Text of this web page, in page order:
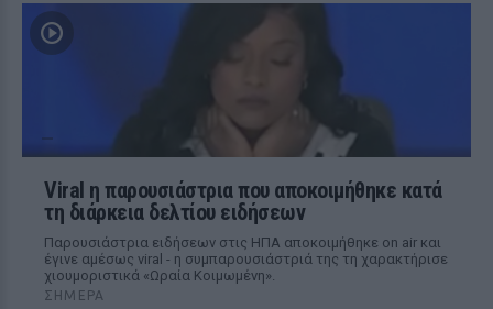
Viral η παρουσιάστρια που αποκοιμήθηκε κατά
τη διάρκεια δελτίου ειδήσεων
Παρουσιάστρια ειδήσεων στις ΗΠΑ αποκοιμήθηκε on air και
έγινε αμέσως viral - η συμπαρουσιάστριά της τη χαρακτήρισε
χιουμοριστικά «Ωραία Κοιμωμένη».
ΣΉΜΕΡΑ